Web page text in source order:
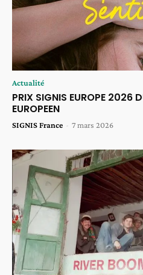
Actualité
PRIX SIGNIS EUROPE 2026
EUROPEEN
SIGNIS France - 7 mars 2026